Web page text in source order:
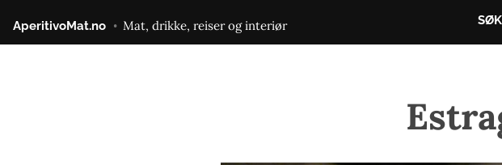
AperitivoMat.no Mat, drikke, reiser og interiør SØK